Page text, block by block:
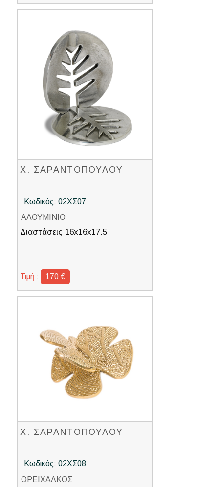
Χ. ΣΑΡΑΝΤΟΠΟΥΛΟΥ
Κωδικός: 02ΧΣ07
ΑΛΟΥΜΙΝΙΟ
Διαστάσεις 16x16x17.5
Τιμή : 170 €
Χ. ΣΑΡΑΝΤΟΠΟΥΛΟΥ
Κωδικός: 02ΧΣ08
ΟΡΕΙΧΑΛΚΟΣ